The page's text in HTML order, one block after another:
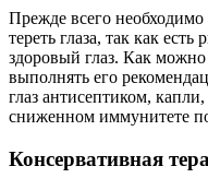
Прежде всего необходимо
тереть глаза, так как
здоровый глаз. Как можно
выполнять его
глаз антисептиком,
сниженном иммунитете
Консервативная